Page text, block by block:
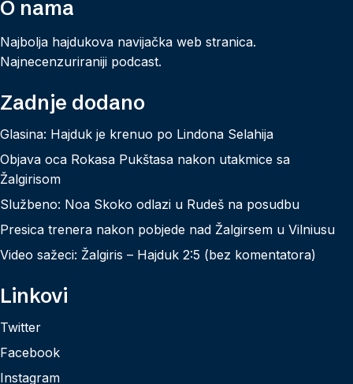
O nama
Najbolja hajdukova navijačka web stranica.
Najnecenzuriraniji podcast.
Zadnje dodano
Glasina: Hajduk je krenuo po Lindona Selahija
Objava oca Rokasa Pukštasa nakon utakmice sa
Žalgirisom
Službeno: Noa Skoko odlazi u Rudeš na posudbu
Presica trenera nakon pobjede nad Žalgirsem u Vilniusu
Video sažeci: Žalgiris – Hajduk 2:5 (bez komentatora)
Linkovi
Twitter
Facebook
Instagram